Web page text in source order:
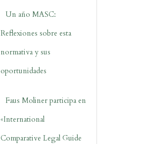
Un año MASC:
Reflexiones sobre esta
normativa y sus
oportunidades
Faus Moliner participa en
«International
Comparative Legal Guide